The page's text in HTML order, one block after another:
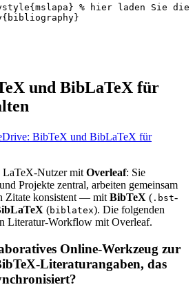
{mslapa} % hier laden Sie die
{bibliography}
und BibLaTeX für
BibTeX und BibLaTeX für
LaTeX-Nutzer mit Overleaf: Sie
Projekte zentral, arbeiten gemeinsam
Zitate konsistent — mit BibTeX ( .bst-
(biblatex). Die folgenden
Literatur-Workflow mit Overleaf.
Online-Werkzeug zur
Literaturangaben, das